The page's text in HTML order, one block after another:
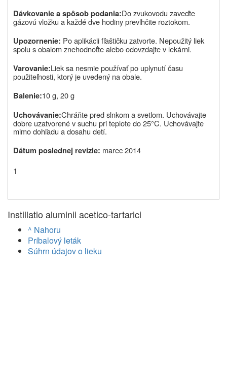
Dávkovanie a spôsob podania:Do zvukovodu zaveďte
gázovú vložku a každé dve hodiny prevlhčite roztokom.
Upozornenie: Po aplikácii fľaštičku zatvorte. Nepoužitý liek
spolu s obalom znehodnoťte alebo odovzdajte v lekárni.
Varovanie:Liek sa nesmie používať po uplynutí času
použiteľnosti, ktorý je uvedený na obale.
Balenie:10 g, 20 g
Uchovávanie:Chráňte pred slnkom a svetlom. Uchovávajte
dobre uzatvorené v suchu pri teplote do 25°C. Uchovávajte
mimo dohľadu a dosahu detí.
Dátum poslednej revízie: marec 2014
1
Instillatio aluminii acetico-tartarici
^ Nahoru
Príbalový leták
Súhrn údajov o lieku